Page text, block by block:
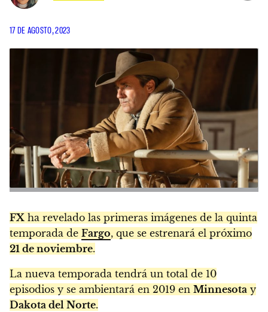
17 DE AGOSTO, 2023
FX ha revelado las primeras imágenes de la quinta
temporada de Fargo, que se estrenará el próximo
21 de noviembre.
La nueva temporada tendrá un total de 10
episodios y se ambientará en 2019 en Minnesota y
Dakota del Norte.